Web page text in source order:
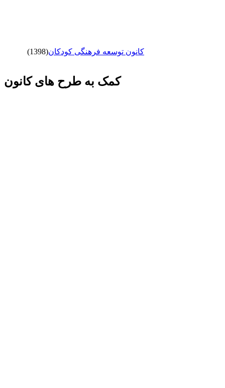
کانون توسعه فرهنگی کودکان(1398)
کمک به طرح های کانون